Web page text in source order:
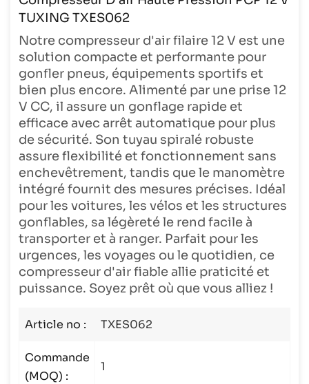
TUXING TXES062
Notre compresseur d'air filaire 12 V est une
solution compacte et performante pour
gonfler pneus, équipements sportifs et
bien plus encore. Alimenté par une prise 12
V CC, il assure un gonflage rapide et
efficace avec arrêt automatique pour plus
de sécurité. Son tuyau spiralé robuste
assure flexibilité et fonctionnement sans
enchevêtrement, tandis que le manomètre
intégré fournit des mesures précises. Idéal
pour les voitures, les vélos et les structures
gonflables, sa légèreté le rend facile à
transporter et à ranger. Parfait pour les
urgences, les voyages ou le quotidien, ce
compresseur d'air fiable allie praticité et
puissance. Soyez prêt où que vous alliez !
Article no : TXES062
Commande
(MOQ) :
1